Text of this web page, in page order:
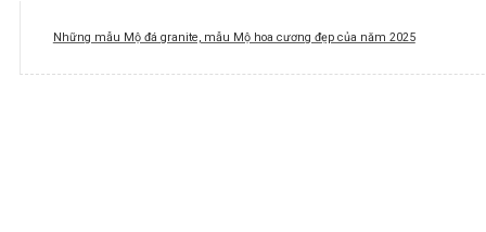
Những mẫu Mộ đá granite, mẫu Mộ hoa cương đẹp của năm 2025